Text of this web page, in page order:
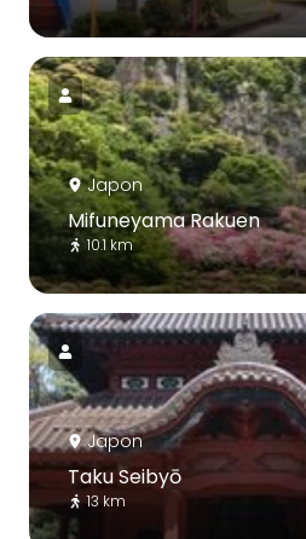
Japon
Mifuneyama Rakuen
10.1 km
Japon
Taku Seibyō
13 km